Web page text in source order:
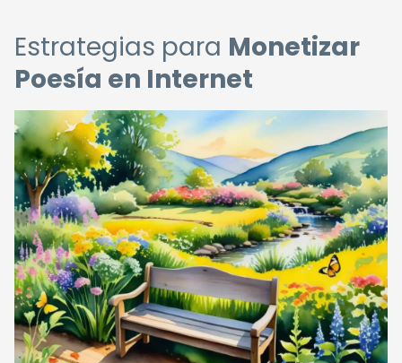
Estrategias para Monetizar
Poesía en Internet